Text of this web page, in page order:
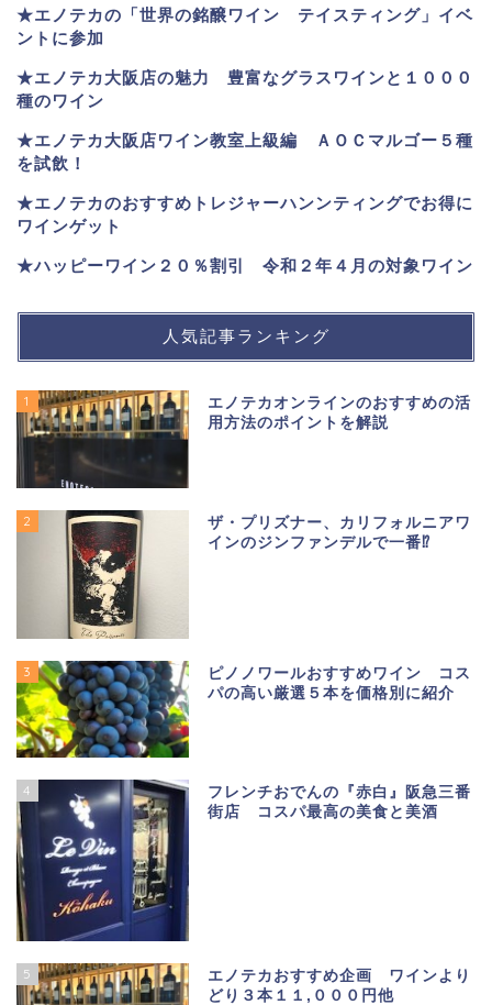
★エノテカの「世界の銘醸ワイン テイスティング」イベ
ントに参加
★エノテカ大阪店の魅力 豊富なグラスワインと１０００
種のワイン
★エノテカ大阪店ワイン教室上級編 ＡＯＣマルゴー５種
を試飲！
★エノテカのおすすめトレジャーハンンティングでお得に
ワインゲット
★ハッピーワイン２０％割引 令和２年４月の対象ワイン
人気記事ランキング
1
エノテカオンラインのおすすめの活
用方法のポイントを解説
2
ザ・プリズナー、カリフォルニアワ
インのジンファンデルで一番⁉
3
ピノノワールおすすめワイン コス
パの高い厳選５本を価格別に紹介
4
フレンチおでんの『赤白』阪急三番
街店 コスパ最高の美食と美酒
5
エノテカおすすめ企画 ワインより
どり３本１１,０００円他